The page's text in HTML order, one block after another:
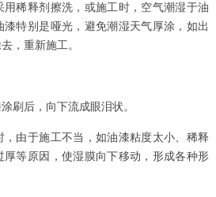
稀释剂擦洗，或施工时，空气潮湿于油
特别是哑光，避免潮湿天气厚涂，如出
，重新施工。
后，向下流成眼泪状。
由于施工不当，如油漆粘度太小、稀释
等原因，使湿膜向下移动，形成各种形